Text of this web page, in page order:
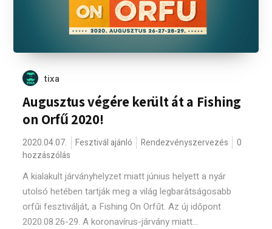
tixa
Augusztus végére került át a Fishing
on Orfű 2020!
2020.04.07. Fesztivál ajánló Rendezvényszervezés
0
hozzászólás
A kialakult járványhelyzet miatt június helyett a nyár
utolsó hetében tartják meg a világ legbarátságosabb
orfűi fesztiválját, a Fishing On Orfűt. Az új időpont
2020.08.26-29. A koronavírus-járvány miatt...